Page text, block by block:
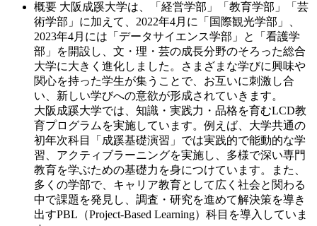
概要 大阪成蹊大学は、「経営学部」「教育学部」「芸
術学部」に加えて、2022年4月に「国際観光学部」、
2023年4月には「データサイエンス学部」と「看護学
部」を開設し、文・理・芸の成長分野のそろった総合
大学に大きく進化しました。さまざまな学びに興味や
関心を持った学生が集うことで、お互いに刺激し合
い、新しい学びへの意欲が形成されていきます。
大阪成蹊大学では、知識・実践力・品格を育むLCD教
育プログラムを実施しています。例えば、大学共通の
初年次科目「成蹊基礎演習」では実践的で能動的な学
習、アクティブラーニングを実施し、多様で深い専門
教育を学ぶための基礎力を身につけています。また、
多くの学部で、キャリア教育として広く社会と関わる
中で課題を発見し、調査・研究を進めて解決策を導き
出すPBL（Project-Based Learning）科目を導入していま